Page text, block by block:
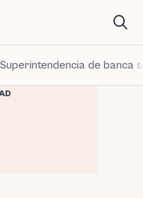
de banca